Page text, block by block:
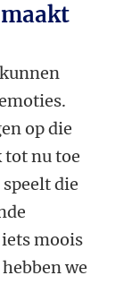
op die
tot nu toe
die
moois
we